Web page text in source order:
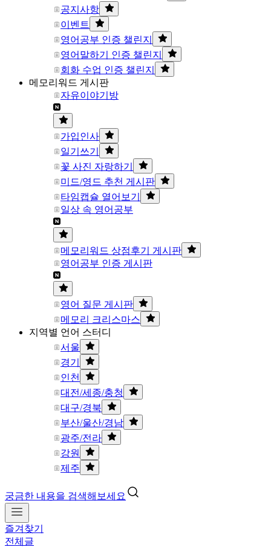
공지사항
이벤트
영어공부 인증 챌린지
영어말하기 인증 챌린지
회화 수업 인증 챌린지
메모리워드 게시판
자유이야기방
가입인사
일기쓰기
꽃 사진 자랑하기
미드/영드 추천 게시판
타임캡슐 열어보기
일상 속 영어공부
메모리워드 상점후기 게시판
영어공부 인증 게시판
영어 질문 게시판
메모리 크리스마스
지역별 언어 스터디
서울
경기
인천
대전/세종/충청
대구/경북
부산/울산/경남
광주/전라
강원
제주
궁금한 내용을 검색해보세요
즐겨찾기
전체글